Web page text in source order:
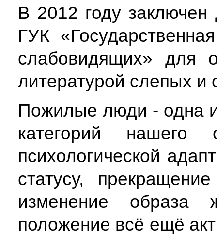
В 2012 году заключен
ГУК
слабовидящих» для
литературой слепых и
Пожилые люди - одна
категорий нашего
психологической
статусу,
изменение образа
положение всё ещё